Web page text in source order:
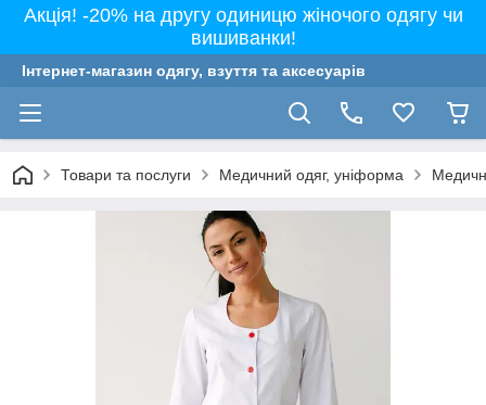
Акція! -20% на другу одиницю жіночого одягу чи
вишиванки!
Інтернет-магазин одягу, взуття та аксесуарів
Товари та послуги Медичний одяг, уніформа